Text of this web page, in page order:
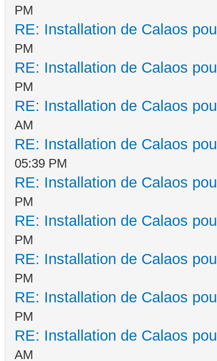
PM
RE: Installation de Calaos
PM
RE: Installation de Calaos
PM
RE: Installation de Calaos
AM
RE: Installation de Calaos
05:39 PM
RE: Installation de Calaos
PM
RE: Installation de Calaos
PM
RE: Installation de Calaos
PM
RE: Installation de Calaos
PM
RE: Installation de Calaos
AM